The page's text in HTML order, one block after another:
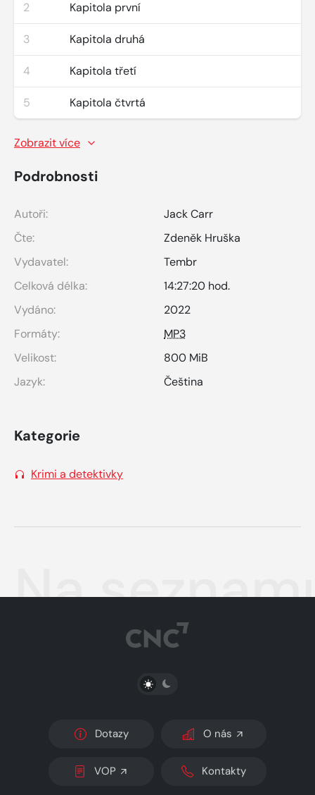
2 Kapitola první
3 Kapitola druhá
4 Kapitola třetí
5 Kapitola čtvrtá
Zobrazit více
Podrobnosti
Autoři:
Jack Carr
Čte:
Zdeněk Hruška
Vydavatel:
Tembr
Celková délka:
14:27:20 hod.
Vydáno:
2022
Formáty:
MP3
Velikost:
800 MiB
Jazyk:
Čeština
Kategorie
Krimi a detektivky
Na
PŘEPNOUT SVĚTLÝ/TMAVÝ REŽIM
Dotazy O nás
VOP Kontakty